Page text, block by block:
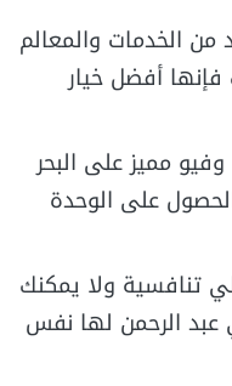
الخدمات والمعالم
فإنها أفضل خيار
مميز على البحر
على الوحدة
تنافسية ولا يمكنك
الرحمن لها نفس